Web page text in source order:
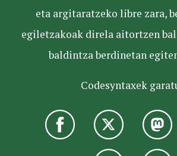
eta argitaratzeko libre zara,
egiletzakoak direla aitortzen
baldintza berdinetan
Codesyntaxek